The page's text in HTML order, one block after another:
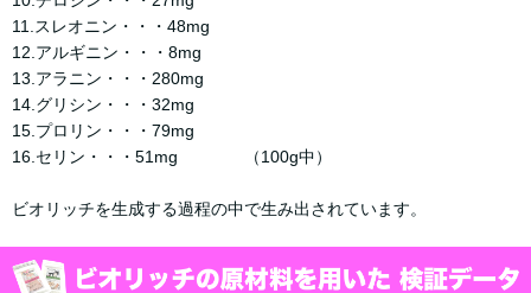
11.スレオニン・・・48mg
12.アルギニン・・・8mg
13.アラニン・・・280mg
14.グリシン・・・32mg
15.プロリン・・・79mg
16.セリン・・・51mg （100g中）
ビオリッチを生成する過程の中で生み出されています。